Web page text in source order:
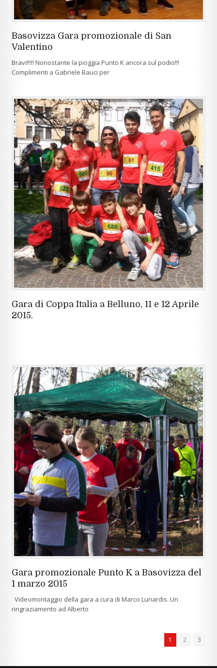
Basovizza Gara promozionale di San
Valentino
Bravi!!!!! Nonostante la pioggia Punto K ancora sul podio!!!
Complimenti a Gabriele Bauci per
Gara di Coppa Italia a Belluno, 11 e 12 Aprile
2015.
Gara promozionale Punto K a Basovizza del
1 marzo 2015
Videomontaggio della gara a cura di Marco Lunardis. Un
ringraziamento ad Alberto
1 2 3